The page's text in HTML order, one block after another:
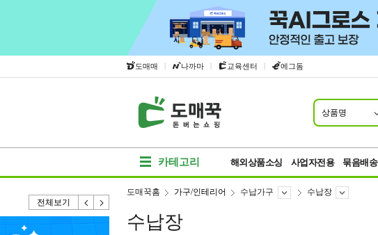
도매매 | 나까마 | 교육센터 | 에그돔
상품명
카테고리 해외상품소싱 사업자전용 묶음배송
전체보기
도매꾹홈 가구/인테리어 수납가구 수납장
수납장